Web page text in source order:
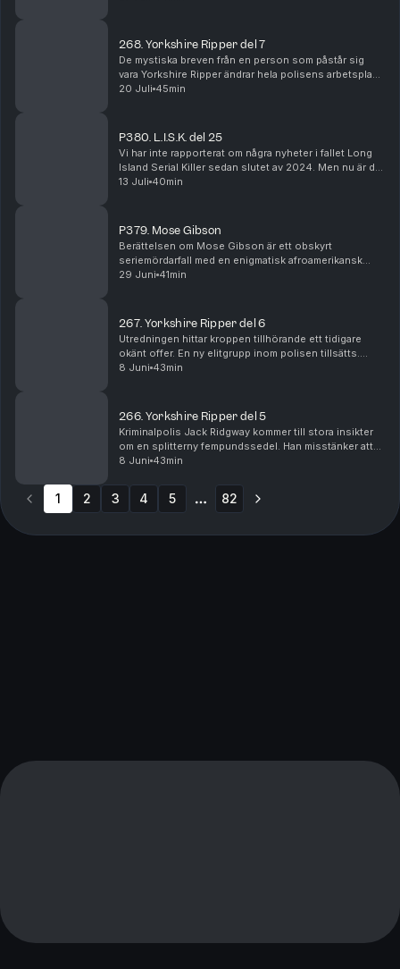
268. Yorkshire Ripper del 7
De mystiska breven från en person som påstår sig
vara Yorkshire Ripper ändrar hela polisens arbetsplan.
Utredningens koncentration läggs nu på staden
20 Juli 45min
P380. L.I.S.K. del 25
Vi har inte rapporterat om några nyheter i fallet Long
Island Serial Killer sedan slutet av 2024. Men nu är det
hög tid att återuppta det arbetet. I detta avsnitt
13 Juli 40min
P379. Mose Gibson
Berättelsen om Mose Gibson är ett obskyrt
seriemördarfall med en enigmatisk afroamerikansk
huvudperson, vars skuldfråga idag är omtvistad. Detta
29 Juni 41min
267. Yorkshire Ripper del 6
Utredningen hittar kroppen tillhörande ett tidigare
okänt offer. En ny elitgrupp inom polisen tillsätts.
Därefter faller ytterligare en ung kvinna offer för
8 Juni 43min
266. Yorkshire Ripper del 5
Kriminalpolis Jack Ridgway kommer till stora insikter
om en splitterny fempundssedel. Han misstänker att
den möjligtvis kan leda den nu grevskapsomfattande
8 Juni 43min
1 2 3 4 5 82